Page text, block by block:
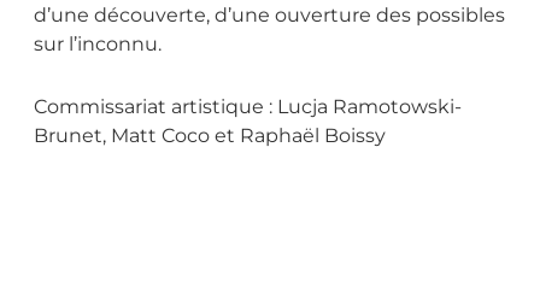
d’une découverte, d’une ouverture des possibles
sur l’inconnu.
Commissariat artistique : Lucja Ramotowski-
Brunet, Matt Coco et Raphaël Boissy